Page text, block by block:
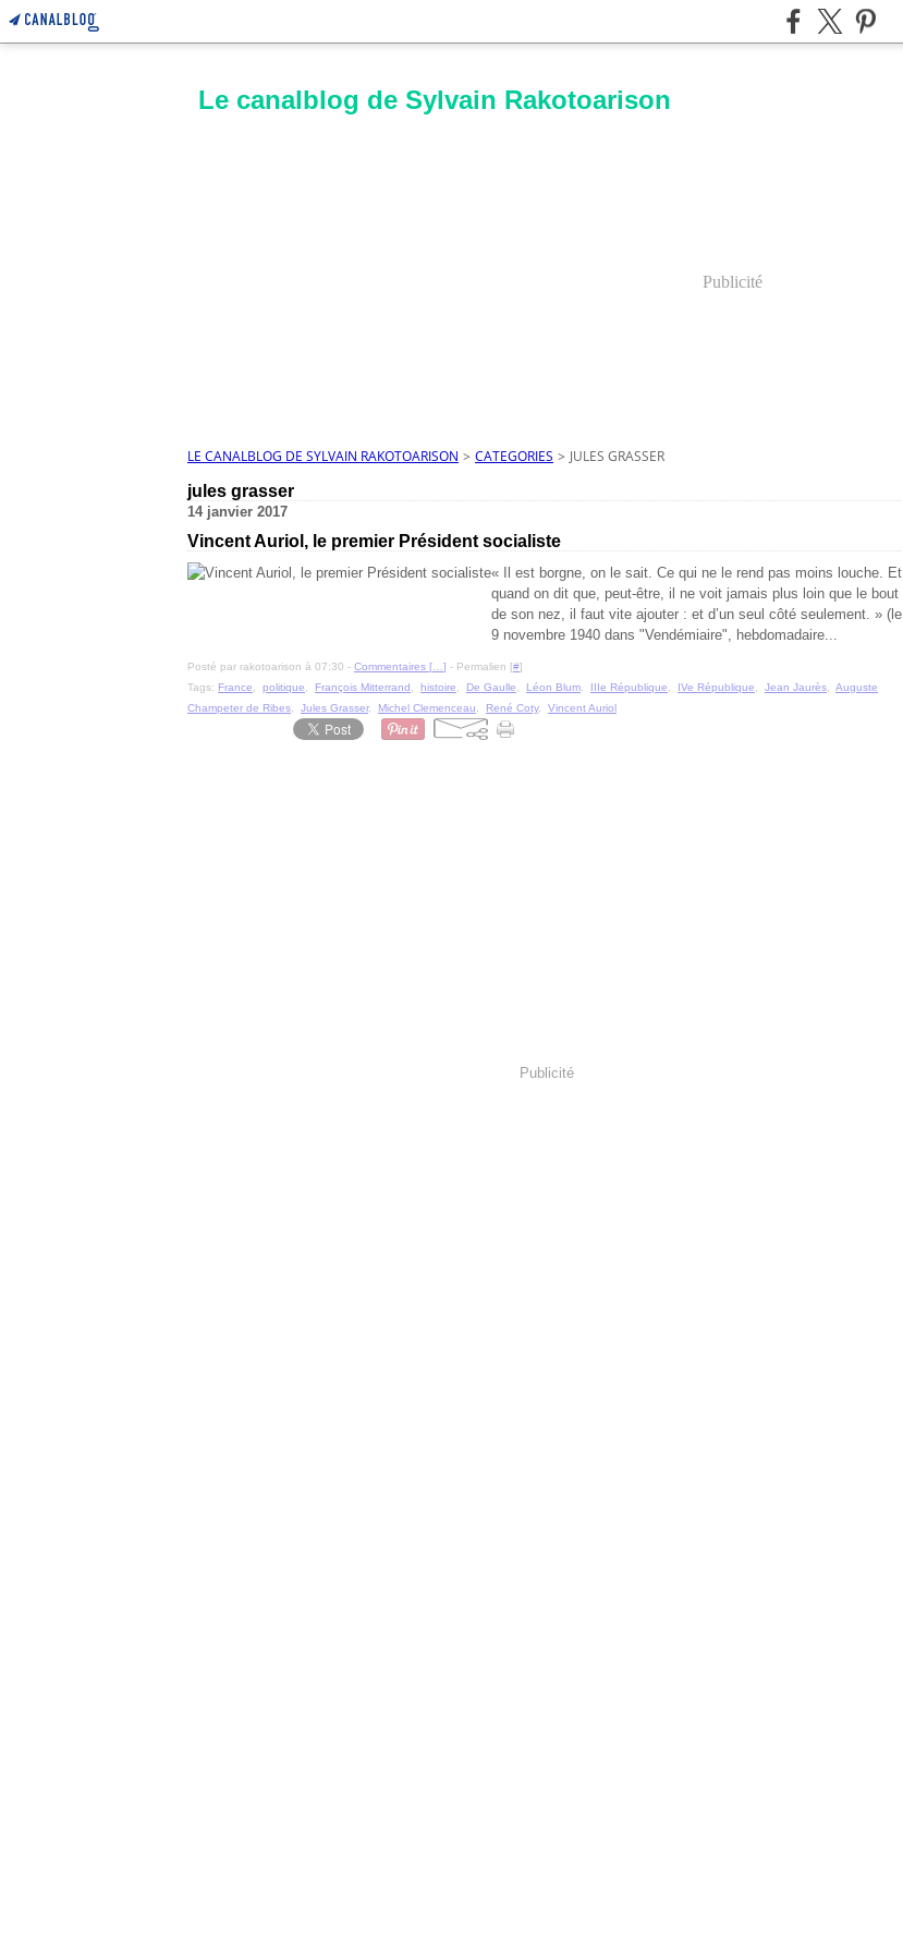
Le canalblog de Sylvain Rakotoarison
Publicité
LE CANALBLOG DE SYLVAIN RAKOTOARISON > CATEGORIES > JULES GRASSER
jules grasser
14 janvier 2017
Vincent Auriol, le premier Président socialiste
« Il est borgne, on le sait. Ce qui ne le rend pas moins louche. Et
quand on dit que, peut-être, il ne voit jamais plus loin que le bout
de son nez, il faut vite ajouter : et d’un seul côté seulement. » (le
9 novembre 1940 dans "Vendémiaire", hebdomadaire...
Posté par rakotoarison à 07:30 - Commentaires [ ] - Permalien [#]
Tags: France politique François Mitterrand histoire De Gaulle Léon Blum IIIe République IVe République Jean Jaurès
Auguste
Champeter de Ribes
Jules Grasser, Michel Clemenceau René Coty, Vincent Auriol
Publicité